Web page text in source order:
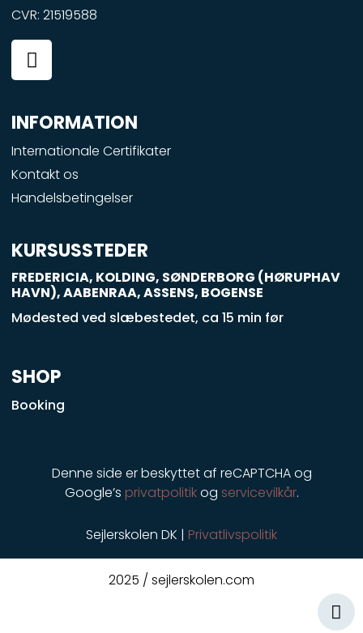
CVR: 21519588
F
a
c
e
b
o
o
k
-
q
u
a
r
INFORMATION
Internationale Certifikater
Kontakt os
Handelsbetingelser
KURSUSSTEDER
FREDERICIA, KOLDING, SØNDERBORG (HØRUPHAV
HAVN), AABENRAA, ASSENS, BOGENSE
Mødested ved slæbestedet, ca 15 min før
SHOP
Booking
Denne side er beskyttet af reCAPTCHA og
Google’s privatpolitikog servicevilkår.
Sejlerskolen DK | Privatlivspolitik
2025 / sejlerskolen.com